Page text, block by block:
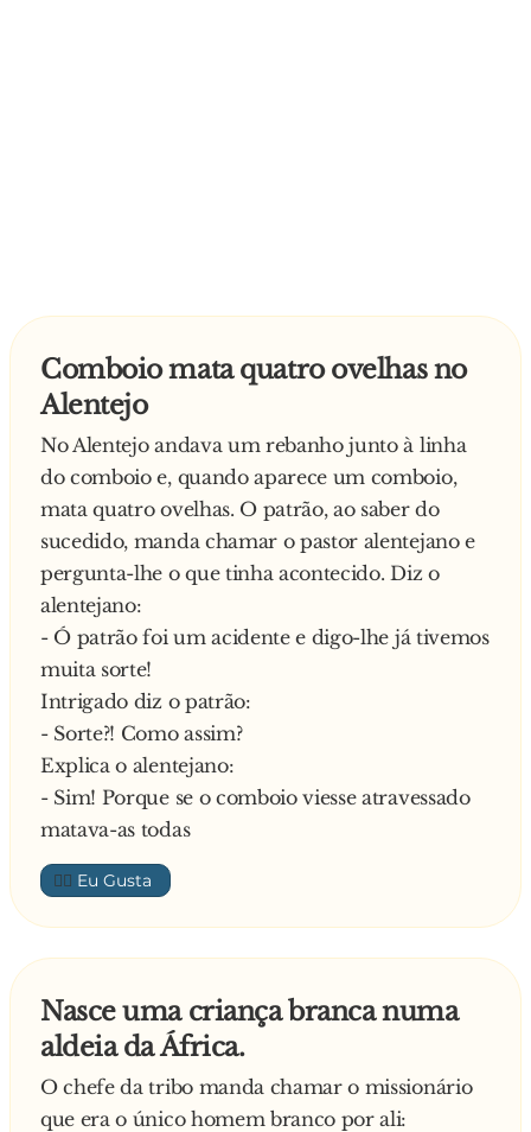
Comboio mata quatro ovelhas no
Alentejo
No Alentejo andava um rebanho junto à linha
do comboio e, quando aparece um comboio,
mata quatro ovelhas. O patrão, ao saber do
sucedido, manda chamar o pastor alentejano e
pergunta-lhe o que tinha acontecido. Diz o
alentejano:
- Ó patrão foi um acidente e digo-lhe já tivemos
muita sorte!
Intrigado diz o patrão:
- Sorte?! Como assim?
Explica o alentejano:
- Sim! Porque se o comboio viesse atravessado
matava-as todas
👍🏼
Nasce uma criança branca numa
aldeia da África.
O chefe da tribo manda chamar o missionário
que era o único homem branco por ali: